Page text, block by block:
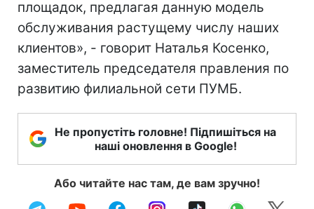
площадок, предлагая данную модель
обслуживания растущему числу наших
клиентов», - говорит Наталья Косенко,
заместитель председателя правления по
развитию филиальной сети ПУМБ.
Не пропустіть головне! Підпишіться на
наші оновлення в Google!
Або читайте нас там, де вам зручно!